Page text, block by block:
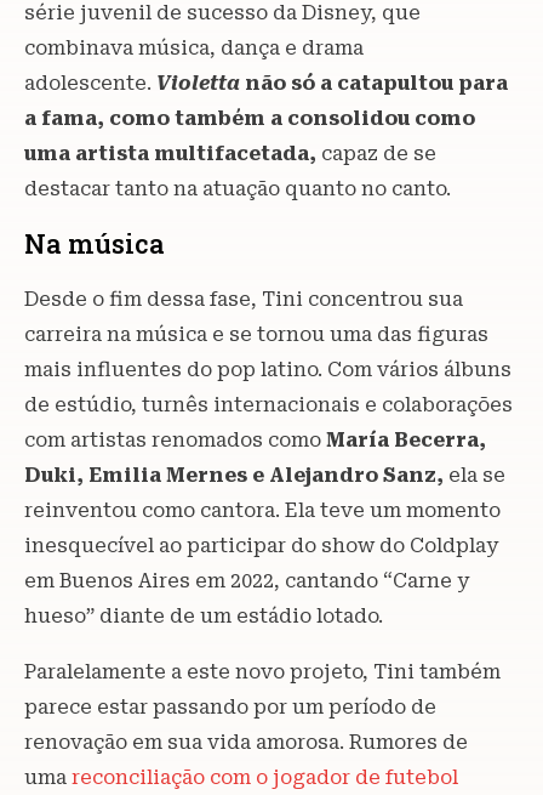
série juvenil de sucesso da Disney, que
combinava música, dança e drama
adolescente. Violetta não só a catapultou para
a fama, como também a consolidou como
uma artista multifacetada, capaz de se
destacar tanto na atuação quanto no canto.
Na música
Desde o fim dessa fase, Tini concentrou sua
carreira na música e se tornou uma das figuras
mais influentes do pop latino. Com vários álbuns
de estúdio, turnês internacionais e colaborações
com artistas renomados como María Becerra,
Duki, Emilia Mernes e Alejandro Sanz, ela se
reinventou como cantora. Ela teve um momento
inesquecível ao participar do show do Coldplay
em Buenos Aires em 2022, cantando “Carne y
hueso” diante de um estádio lotado.
Paralelamente a este novo projeto, Tini também
parece estar passando por um período de
renovação em sua vida amorosa. Rumores de
uma reconciliação com o jogador de futebol